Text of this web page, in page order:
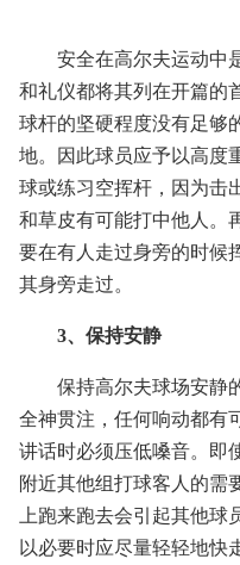
安全在高尔夫运动中
和礼仪都将其列在开篇的
球杆的坚硬程度没有足够
地。因此球员应予以高度
球或练习空挥杆，因为击
和草皮有可能打中他人。
要在有人走过身旁的时候
其身旁走过。
3、保持安静
保持高尔夫球场安静
全神贯注，任何响动都有
讲话时必须压低嗓音。即
附近其他组打球客人的需
上跑来跑去会引起其他
以必要时应尽量轻轻地快